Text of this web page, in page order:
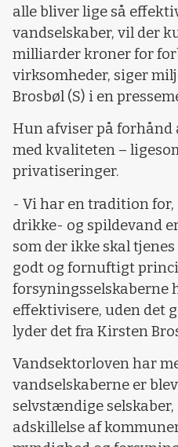
alle bliver lige så
vandselskaber, vil der
milliarder kroner for
virksomheder, siger
Brosbøl (S) i en
Hun afviser på forhånd
med kvaliteten –
privatiseringer.
- Vi har en tradition
drikke- og spildevand
som der ikke skal
godt og fornuftigt
forsyningsselskaberne
effektivisere, uden det
lyder det fra Kirsten
Vandsektorloven har
vandselskaberne er
selvstændige selskaber,
adskillelse af